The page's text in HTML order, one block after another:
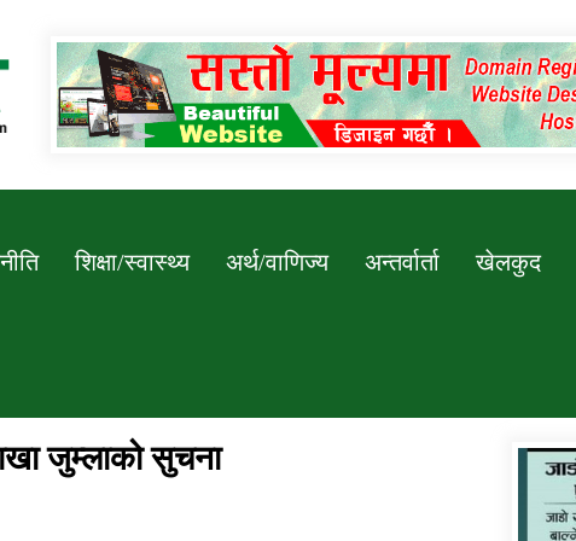
Newssarokar
शिक्षा/स्वास्थ्य अर्थ/वाणिज्य अन्तर्वार्ता खेलकुद
जुम्लाको सुचना